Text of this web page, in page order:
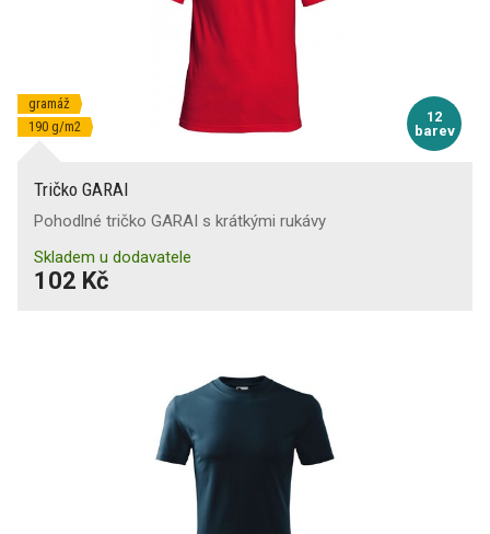
12
barev
gramáž
190 g/m2
Tričko GARAI
Pohodlné tričko GARAI s krátkými rukávy
Skladem u dodavatele
102 Kč